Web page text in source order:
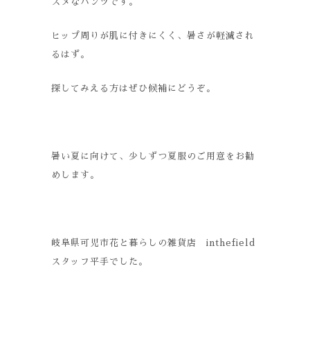
ヒップ周りが肌に付きにくく、暑さが軽減され
るはず。
探してみえる方はぜひ候補にどうぞ。
暑い夏に向けて、少しずつ夏服のご用意をお勧
めします。
岐阜県可児市花と暮らしの雑貨店 inthefield
スタッフ平手でした。